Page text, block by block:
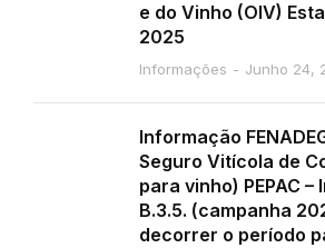
e do Vinho (OIV)
2025
Informações Junho 24,
Informação
Seguro Vitícola de
para vinho) PEPAC
B.3.5. (campanha
decorrer o período